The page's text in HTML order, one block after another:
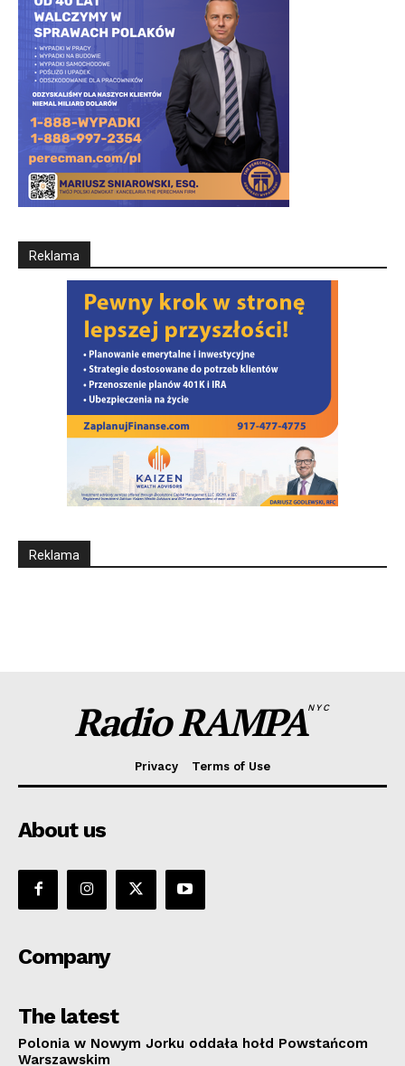
Reklama
Reklama
Radio RAMPANYC
Privacy Terms of Use
About us
Company
The latest
Polonia w Nowym Jorku oddała hołd Powstańcom
Warszawskim